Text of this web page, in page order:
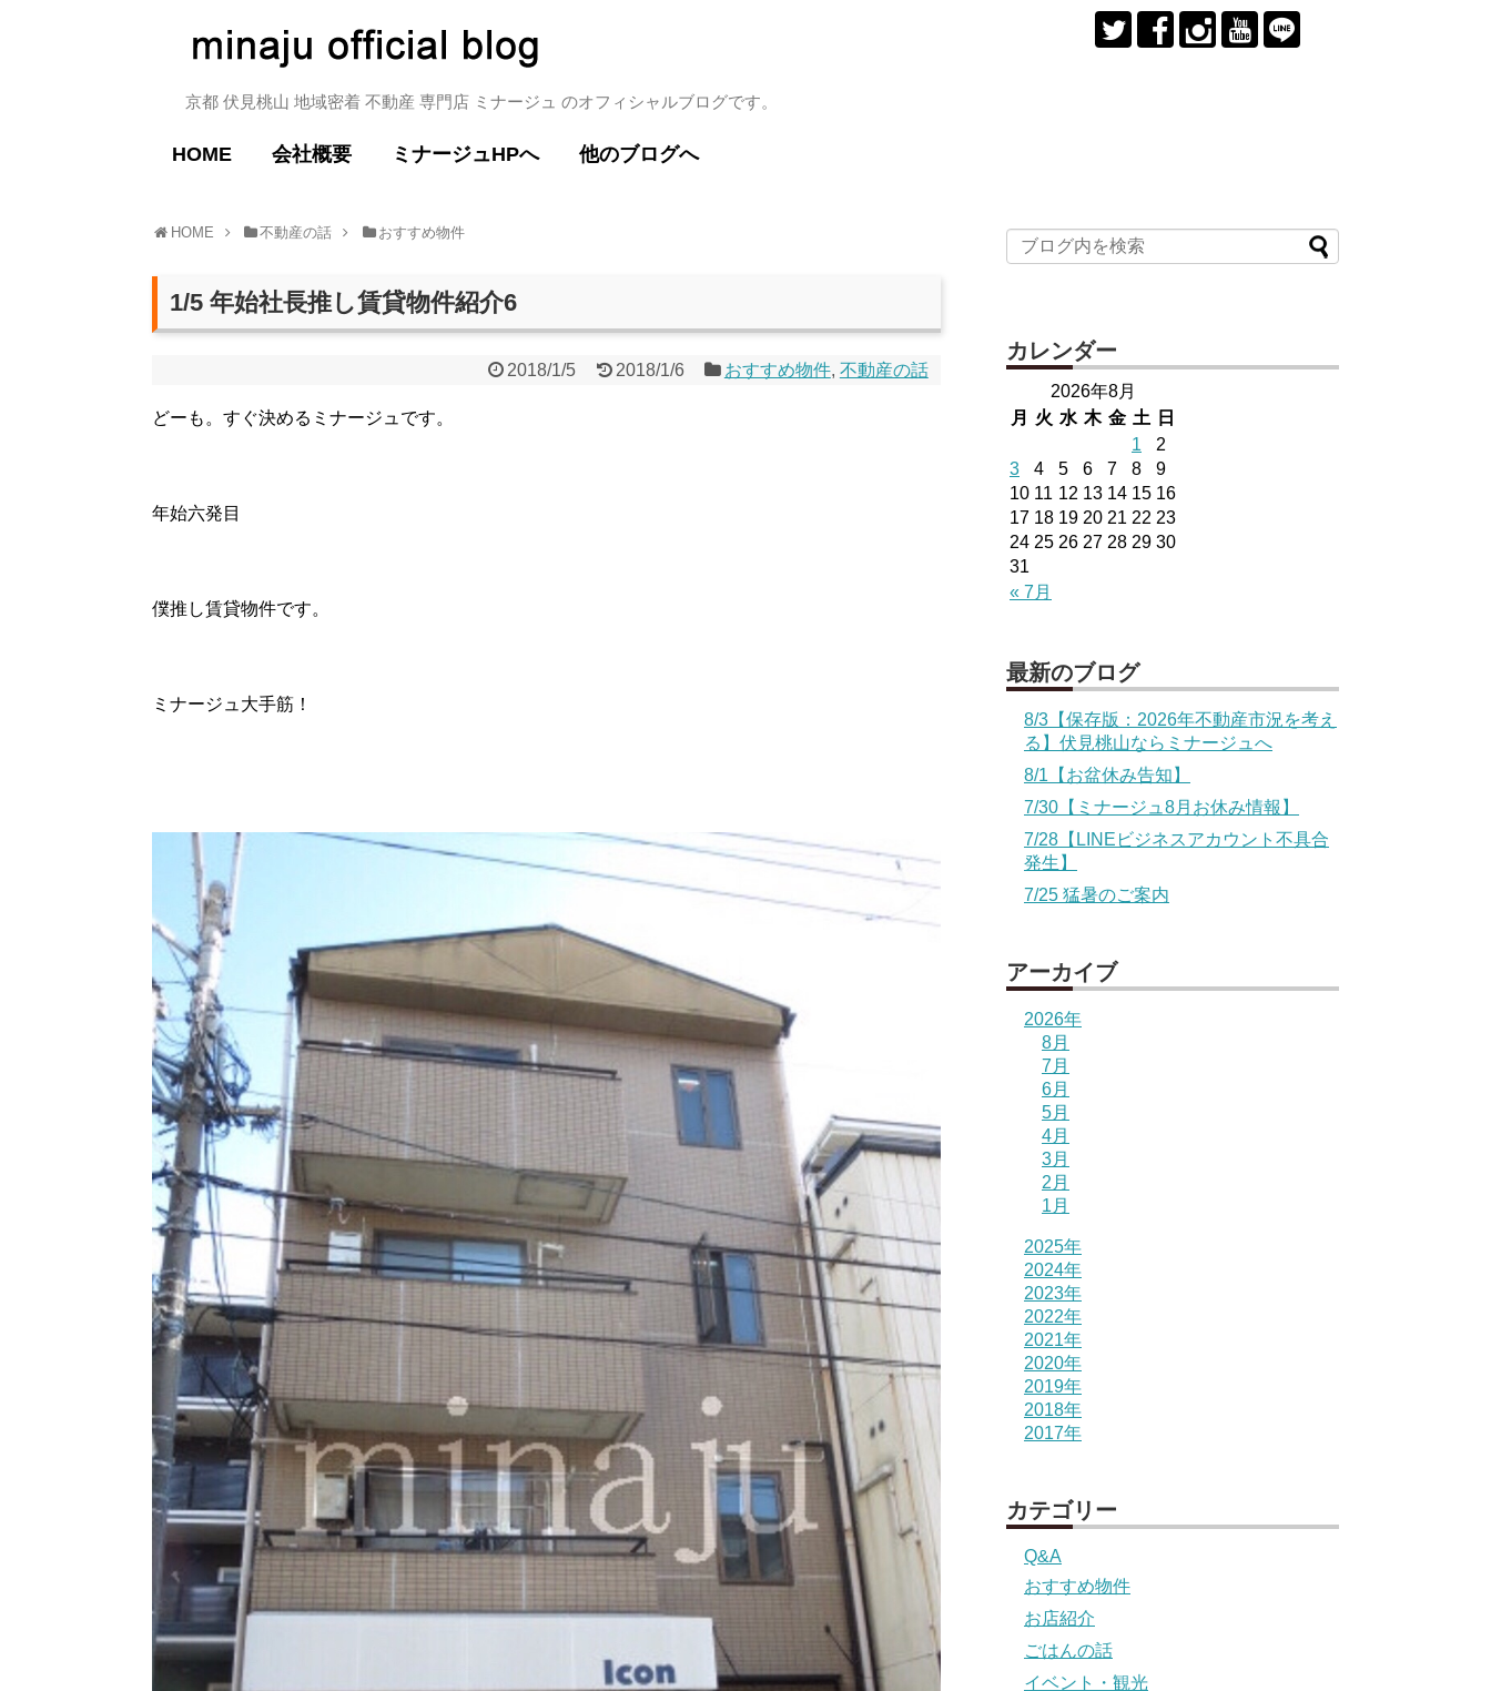
京都 伏見桃山 地域密着 不動産 専門店 ミナージュ のオフィシャルブログです。
HOME 会社概要 ミナージュHPへ 他のブログへ
HOME 不動産の話 おすすめ物件
1/5 年始社長推し賃貸物件紹介6
2018/1/5 2018/1/6 おすすめ物件, 不動産の話
どーも。すぐ決めるミナージュです。
年始六発目
僕推し賃貸物件です。
ミナージュ大手筋！
カレンダー
2026年8月
月
火 水 木 金 土 日
« 7月
1
2
3
4 5 6 7 8
9
10 11 12 13 14 15 16
17 18 19 20 21 22 23
24 25 26 27 28 29 30
31
最新のブログ
8/3【保存版：2026年不動産市況を考え
る】伏見桃山ならミナージュへ
8/1【お盆休み告知】
7/30【ミナージュ8月お休み情報】
7/28【LINEビジネスアカウント不具合
発生】
7/25 猛暑のご案内
アーカイブ
2026年
8月
7月
6月
5月
4月
3月
2月
1月
2025年
2024年
2023年
2022年
2021年
2020年
2019年
2018年
2017年
カテゴリー
Q&A
おすすめ物件
お店紹介
ごはんの話
イベント・観光